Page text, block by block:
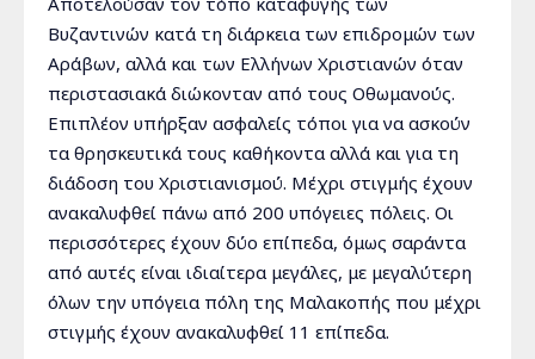
Βυζαντινών κατά τη διάρκεια των επιδρομών των
Αράβων, αλλά και των Ελλήνων Χριστιανών όταν
περιστασιακά διώκονταν από τους Οθωμανούς.
Επιπλέον υπήρξαν ασφαλείς τόποι για να ασκούν
τα θρησκευτικά τους καθήκοντα αλλά και για τη
διάδοση του Χριστιανισμού. Μέχρι στιγμής έχουν
ανακαλυφθεί πάνω από 200 υπόγειες πόλεις. Οι
περισσότερες έχουν δύο επίπεδα, όμως σαράντα
από αυτές είναι ιδιαίτερα μεγάλες, με μεγαλύτερη
όλων την υπόγεια πόλη της Μαλακοπής που μέχρι
στιγμής έχουν ανακαλυφθεί 11 επίπεδα.